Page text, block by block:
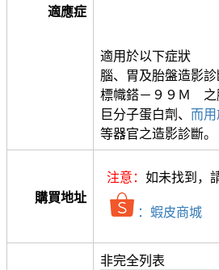
適應症
適用於以下症狀
腦、胃及胎盤造影
標幟鎝－９９Ｍ 之
巨分子蛋白劑、 而
等器官之造影診斷。
購買地址
注意： 如未找到，
：蝦皮商城
非完全列表